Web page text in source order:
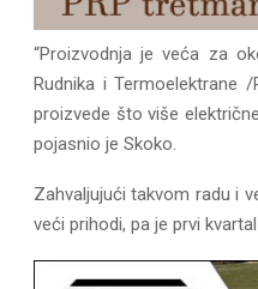
“Proizvodnja je veća za
Rudnika i Termoelektrane
proizvede što više
pojasnio je Skoko.
Zahvaljujući takvom radu i
veći prihodi, pa je prvi